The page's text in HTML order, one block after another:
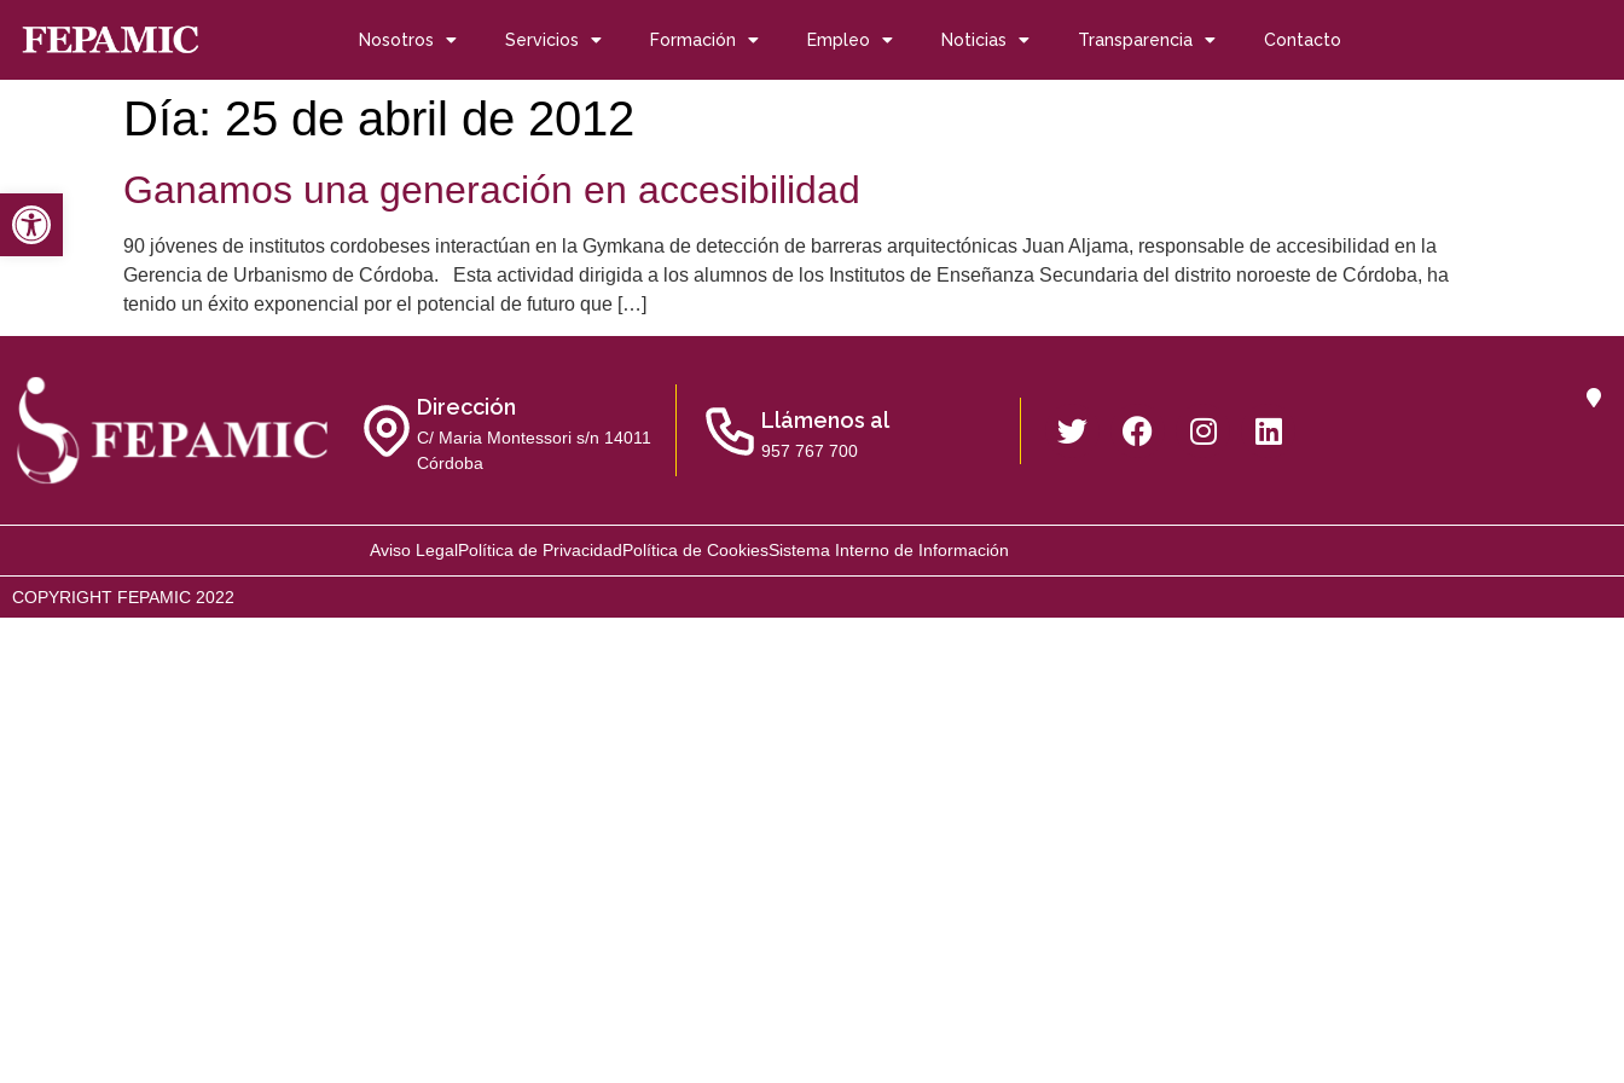
Abrir barra de herramientas
Nosotros Servicios Formación Empleo Noticias Transparencia Contacto
Día: 25 de abril de 2012
Ganamos una generación en accesibilidad
90 jóvenes de institutos cordobeses interactúan en la Gymkana de detección de barreras arquitectónicas Juan Aljama, responsable de accesibilidad en la
Gerencia de Urbanismo de Córdoba. Esta actividad dirigida a los alumnos de los Institutos de Enseñanza Secundaria del distrito noroeste de Córdoba, ha
tenido un éxito exponencial por el potencial de futuro que […]
Dirección
C/ Maria Montessori s/n 14011
Córdoba
Llámenos al
957 767 700
Aviso LegalPolítica de PrivacidadPolítica de CookiesSistema Interno de Información
COPYRIGHT FEPAMIC 2022